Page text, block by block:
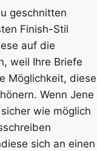
geschnitten
Finish-Stil
auf die
weil Ihre Briefe
Möglichkeit, diese
Wenn Jene
wie möglich
sich an einen